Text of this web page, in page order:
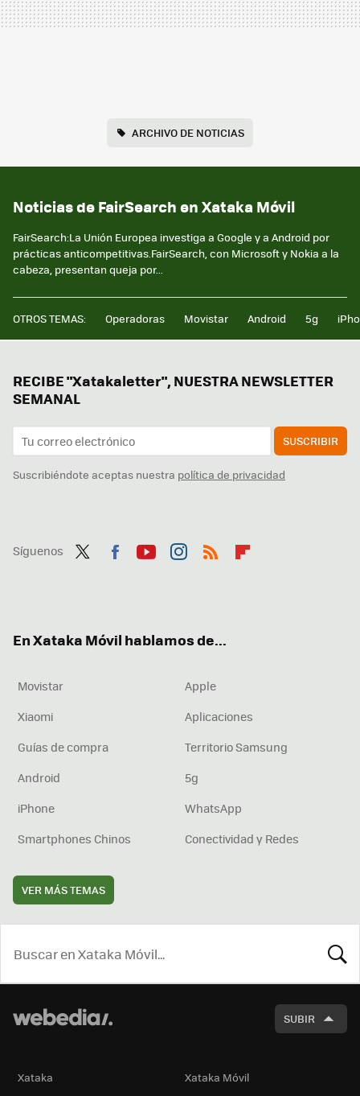
ARCHIVO DE NOTICIAS
Noticias de FairSearch en Xataka Móvil
FairSearch:La Unión Europea investiga a Google y a Android por
prácticas anticompetitivas.FairSearch, con Microsoft y Nokia a la
cabeza, presentan queja por...
OTROS TEMAS: Operadoras Movistar Android 5g
RECIBE "Xatakaletter", NUESTRA NEWSLETTER
SEMANAL
SUSCRIBIR
Suscribiéndote aceptas nuestra política de privacidad
Síguenos
En Xataka Móvil hablamos de...
Movistar
Apple
Xiaomi
Aplicaciones
Guías de compra
Territorio Samsung
Android
5g
iPhone
WhatsApp
Smartphones Chinos
Conectividad y Redes
VER MÁS TEMAS
SUBIR
Xataka Xataka Móvil